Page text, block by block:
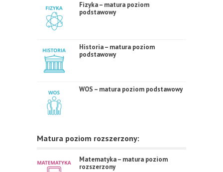
Fizyka – matura poziom
podstawowy
Historia – matura poziom
podstawowy
WOS – matura poziom podstawowy
Matura poziom rozszerzony:
Matematyka – matura poziom
rozszerzony